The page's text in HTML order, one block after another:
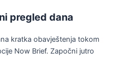
pregled dana
kratka obavještenja tokom
Now Brief. Započni jutro